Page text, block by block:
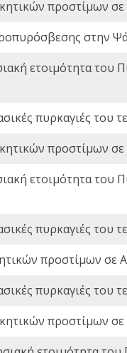
προστίμων
στην
ετοιμότητα
πυρκαγιές
προστίμων
ετοιμότητα
πυρκαγιές
προστίμων σε
πυρκαγιές
προστίμων